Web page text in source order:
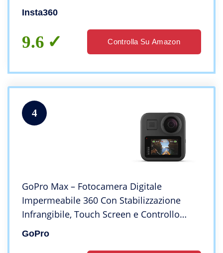
selfie stick invisibile, touch screen, editing
Insta360
9.6 Controlla Su Amazon
4
GoPro Max – Fotocamera Digitale
Impermeabile 360 ​​Con Stabilizzazione
Infrangibile, Touch Screen e Controllo
Vocale – Streaming Live Hd, Nero
GoPro